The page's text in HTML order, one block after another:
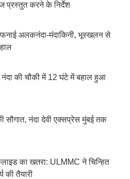
प्रस्तुत करने के निर्देश
अलकनंदा-मंदाकिनी, भूस्खलन से
नंदा की चौकी में 12 घंटे में बहाल हुआ
सौगात, नंदा देवी एक्सप्रेस मुंबई तक
का खतरा: ULMMC ने चिन्हित
की तैयारी